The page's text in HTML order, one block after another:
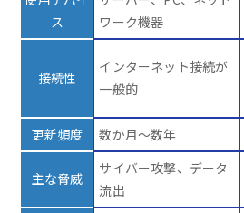
ス
ワーク機器
接続性
インターネット接続が
一般的
更新頻度
数か月～数年
主な脅威
サイバー攻撃、データ
流出